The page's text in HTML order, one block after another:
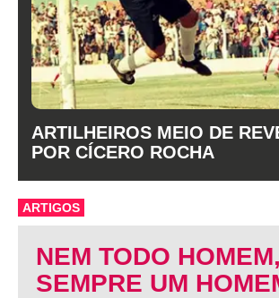
ARTILHEIROS MEIO DE
POR CÍCERO ROCHA
ARTIGOS
NEM TODO
SEMPRE UM